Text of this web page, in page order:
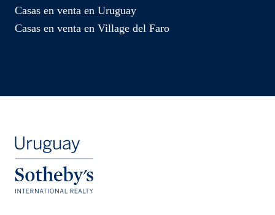
Casas en venta en Uruguay
Casas en venta en Village del Faro